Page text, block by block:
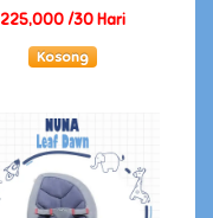
225,000 /30 Hari
Kosong